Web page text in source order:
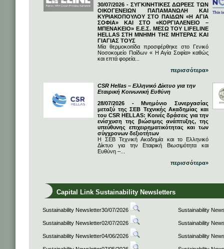
30/07/2026 - ΣΥΓΚΙΝΗΤΙΚΕΣ ΔΩΡΕΕΣ ΤΩΝ
ΟΙΚΟΓΕΝΕΙΩΝ ΠΑΠΑΜΑΝΩΛΗ ΚΑΙ
ΚΥΡΙΑΚΟΠΟΥΛΟΥ ΣΤΟ ΠΑΙΔΩΝ «Η ΑΓΙΑ
ΣΟΦΙΑ» ΚΑΙ ΣΤΟ «ΚΟΡΓΙΑΛΕΝΕΙΟ –
ΜΠΕΝΑΚΕΙΟ» Ε.Ε.Σ. ΜΕΣΩ ΤΟΥ LIFELINE
HELLAS ΣΤΗ ΜΝΗΜΗ ΤΗΣ ΜΗΤΕΡΑΣ ΚΑΙ
ΓΙΑΓΙΑΣ ΤΟΥΣ
Μία θερμοκοιτίδα προσφέρθηκε στο Γενικό
Νοσοκομείο Παίδων « Η Αγία Σοφία» καθώς
και επτά φορεία...
περισσότερα»
CSR Hellas – Ελληνικό Δίκτυο για την
Εταιρική Κοινωνική Ευθύνη
28/07/2026 - Μνημόνιο Συνεργασίας
μεταξύ της ΣΕΒ Τεχνικής Ακαδημίας και
του CSR HELLAS: Κοινές δράσεις για την
ενίσχυση της βιώσιμης ανάπτυξης, της
υπεύθυνης επιχειρηματικότητας και των
σύγχρονων δεξιοτήτων
Η ΣΕΒ Τεχνική Ακαδημία και το Ελληνικό
Δίκτυο για την Εταιρική Βιωσιμότητα και
Ευθύνη –...
περισσότερα»
Capital Link Sustainability Newsletters
Sustainability Newsletter30/07/2026 Sustainability
Sustainability Newsletter02/07/2026 Sustainability
Sustainability Newsletter04/06/2026 Sustainability